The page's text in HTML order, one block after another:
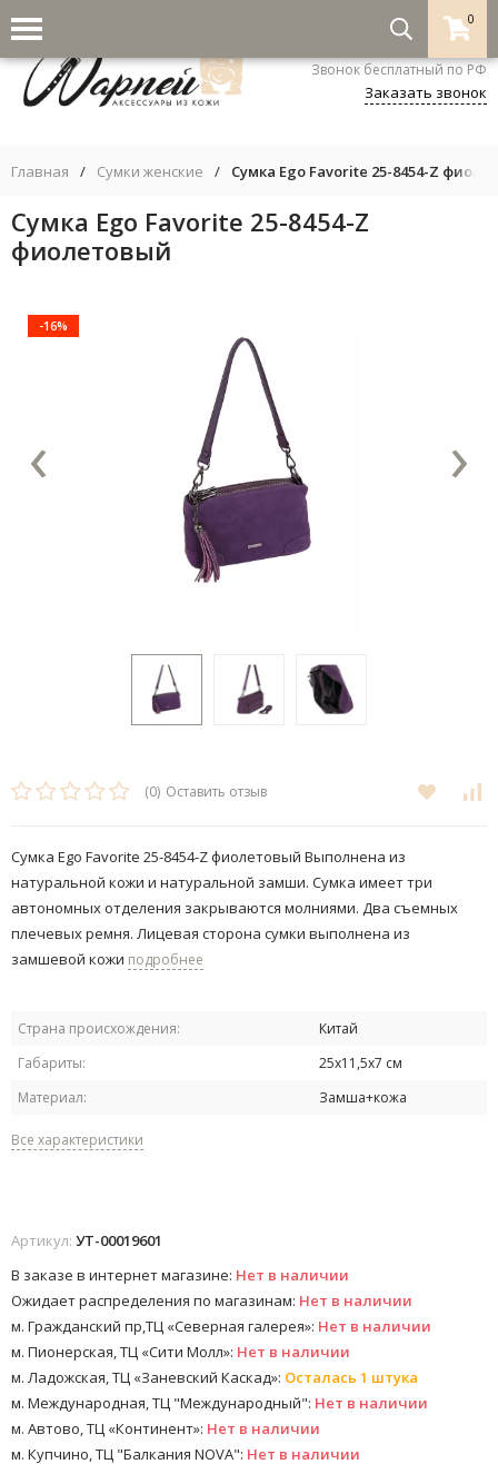
0
8-800-333-5530
Звонок бесплатный по РФ
Заказать звонок
Главная / Сумки женские / Сумка Ego Favorite 25-8454-Z
Сумка Ego Favorite 25-8454-Z
фиолетовый
-16%
‹ ›
(0) Оставить отзыв
Сумка Ego Favorite 25-8454-Z фиолетовый Выполнена из
натуральной кожи и натуральной замши. Сумка имеет три
автономных отделения закрываются молниями​. Два съемных
плечевых ремня. Лицевая сторона сумки выполнена из
замшевой кожи подробнее
Страна происхождения:
Китай
Габариты:
25х11,5х7 см
Материал:
Замша+кожа
Все характеристики
Артикул: УТ-00019601
В заказе в интернет магазине: Нет в наличии
Ожидает распределения по магазинам: Нет в наличии
м. Гражданский пр,ТЦ «Северная галерея»: Нет в наличии
м. Пионерская, ТЦ «Сити Молл»: Нет в наличии
м. Ладожская, ТЦ «Заневский Каскад»: Осталась 1 штука
м. Международная, ТЦ "Международный": Нет в наличии
м. Автово, ТЦ «Континент»: Нет в наличии
м. Купчино, ТЦ "Балкания NOVA": Нет в наличии